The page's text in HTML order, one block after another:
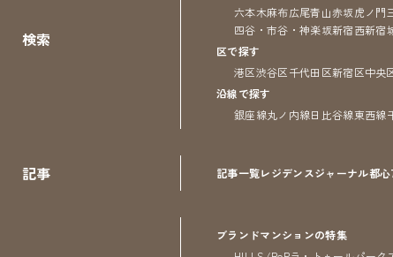
検索
六本木麻布広尾青山赤坂虎ノ門
四谷・市谷・神楽坂新宿西新宿
区で探す
港区渋谷区千代田区新宿区中央
沿線で探す
銀座線丸ノ内線日比谷線東西線
記事 記事一覧レジデンスジャーナル都
ブランドマンションの特集